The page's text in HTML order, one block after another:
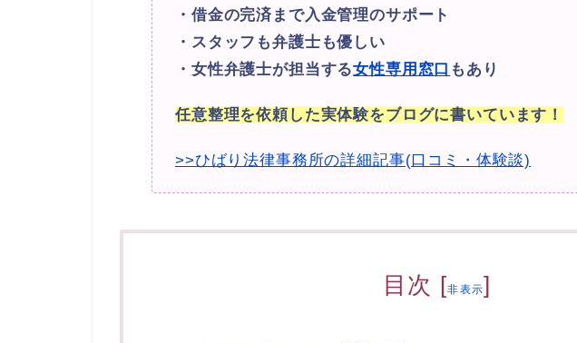
・借金の完済まで入金管理のサポート
・スタッフも弁護士も優しい
・女性弁護士が担当する女性専用窓口 もあり
任意整理を依頼した実体験をブログに書いています！
>>ひばり法律事務所の詳細記事(口コミ・体験談)
目次 [非表示]